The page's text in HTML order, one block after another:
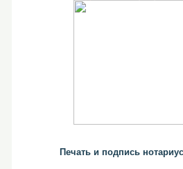
Печать и подпись